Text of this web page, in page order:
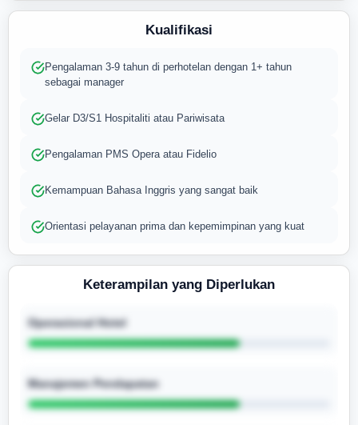
Kualifikasi
Pengalaman 3-9 tahun di perhotelan dengan 1+ tahun
sebagai manager
Gelar D3/S1 Hospitaliti atau Pariwisata
Pengalaman PMS Opera atau Fidelio
Kemampuan Bahasa Inggris yang sangat baik
Orientasi pelayanan prima dan kepemimpinan yang kuat
Keterampilan yang Diperlukan
Operasional Hotel
Manajemen Pendapatan